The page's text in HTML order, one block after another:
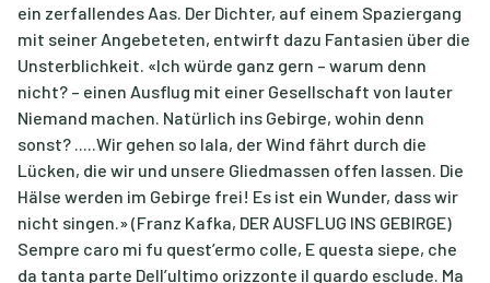
ein zerfallendes Aas. Der Dichter, auf einem Spaziergang
mit seiner Angebeteten, entwirft dazu Fantasien über die
Unsterblichkeit. «Ich würde ganz gern – warum denn
nicht? – einen Ausflug mit einer Gesellschaft von lauter
Niemand machen. Natürlich ins Gebirge, wohin denn
sonst? .....Wir gehen so lala, der Wind fährt durch die
Lücken, die wir und unsere Gliedmassen offen lassen. Die
Hälse werden im Gebirge frei! Es ist ein Wunder, dass wir
nicht singen.» (Franz Kafka, DER AUSFLUG INS GEBIRGE)
Sempre caro mi fu quest’ermo colle, E questa siepe, che
da tanta parte Dell’ultimo orizzonte il guardo esclude. Ma